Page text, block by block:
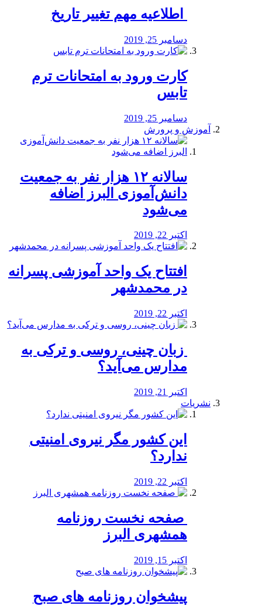
️ اطلاعیه مهم تغییر تاریخ
دسامبر 25, 2019
کارت ورود به امتحانات ترم
تابس
دسامبر 25, 2019
آموزش و پرورش
️سالانه ۱۲ هزار نفر به جمعیت
دانش‌آموزی البرز اضافه
می‌شود
اکتبر 22, 2019
افتتاح یک واحد آموزشی پسرانه
در محمدشهر
اکتبر 22, 2019
️ زبان چینی، روسی و ترکی به
مدارس می‌آید؟
اکتبر 21, 2019
نشریات
این کشور مگر نیروی امنیتی
ندارد؟
اکتبر 22, 2019
️ صفحه نخست روزنامه‌
همشهری البرز
اکتبر 15, 2019
پیشخوان روزنامه های صبح